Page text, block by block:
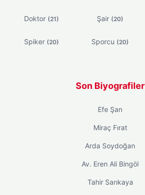
Doktor (21) Şair (20)
Spiker (20) Sporcu (20)
Son Biyografiler
Efe Şan
Miraç Fırat
Arda Soydoğan
Av. Eren Ali Bingöl
Tahir Sarıkaya